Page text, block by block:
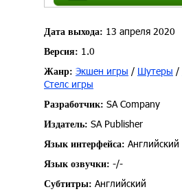
Дата выхода: 13 апреля 2020
Версия: 1.0
Жанр: Экшен игры / Шутеры /
Стелс игры
Разработчик: SA Company
Издатель: SA Publisher
Язык интерфейса: Английский
Язык озвучки: -/-
Субтитры: Английский